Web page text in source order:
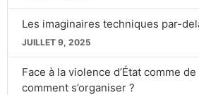
Les imaginaires techniques par-
JUILLET 9, 2025
Face à la violence d’État comme
comment s’organiser ?